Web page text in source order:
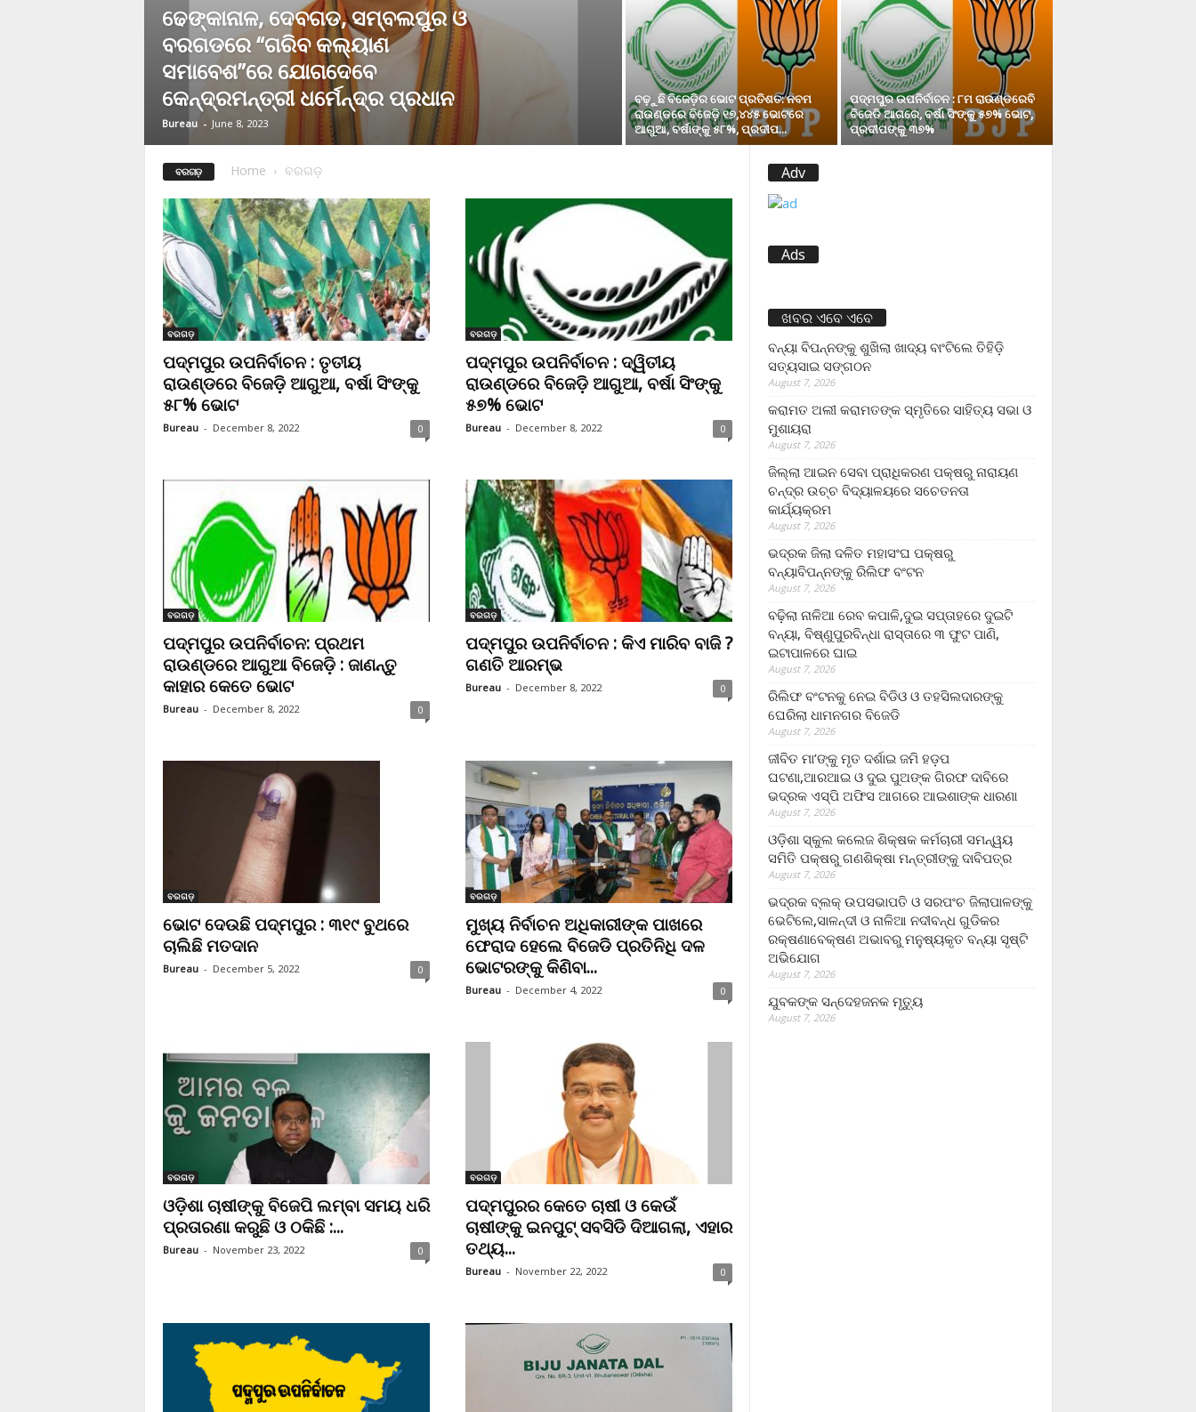
ଢେଙ୍କାନାଳ, ଦେବଗଡ, ସମ୍ବଲପୁର ଓ
ବରଗଡରେ “ଗରିବ କଲ୍ୟାଣ
ସମାବେଶ”ରେ ଯୋଗଦେବେ
କେନ୍ଦ୍ରମନ୍ତ୍ରୀ ଧର୍ମେନ୍ଦ୍ର ପ୍ରଧାନ
Bureau - June 8, 2023
ବଢ଼ୁଛି ବିଜେଡ଼ିର ଭୋଟ ପ୍ରତିଶତ: ନବମ
ରାଉଣ୍ଡରେ ବିଜେଡ଼ି ୧୭,୪୪୫ ଭୋଟରେ
ଆଗୁଆ, ବର୍ଷାଙ୍କୁ ୫୮%, ପ୍ରଦୀପ...
ପଦ୍ମପୁର ଉପନିର୍ବାଚନ : ୮ମ ରାଉଣ୍ଡରେବି
ବିଜେଡି ଆଗରେ, ବର୍ଷା ସିଂଙ୍କୁ ୫୭% ଭୋଟ,
ପ୍ରଦୀପଙ୍କୁ ୩୭%
ବରଗଡ଼ Home ବରଗଡ଼
ବରଗଡ଼
ପଦ୍ମପୁର ଉପନିର୍ବାଚନ : ତୃତୀୟ
ରାଉଣ୍ଡରେ ବିଜେଡ଼ି ଆଗୁଆ, ବର୍ଷା ସିଂଙ୍କୁ
୫୮% ଭୋଟ
Bureau - December 8, 2022 0
ବରଗଡ଼
ପଦ୍ମପୁର ଉପନିର୍ବାଚନ : ଦ୍ୱିତୀୟ
ରାଉଣ୍ଡରେ ବିଜେଡ଼ି ଆଗୁଆ, ବର୍ଷା ସିଂଙ୍କୁ
୫୭% ଭୋଟ
Bureau - December 8, 2022 0
ବରଗଡ଼
ପଦ୍ମପୁର ଉପନିର୍ବାଚନ: ପ୍ରଥମ
ରାଉଣ୍ଡରେ ଆଗୁଆ ବିଜେଡ଼ି : ଜାଣନ୍ତୁ
କାହାର କେତେ ଭୋଟ
Bureau - December 8, 2022 0
ବରଗଡ଼
ପଦ୍ମପୁର ଉପନିର୍ବାଚନ : କିଏ ମାରିବ ବାଜି ?
ଗଣତି ଆରମ୍ଭ
Bureau - December 8, 2022 0
ବରଗଡ଼
ଭୋଟ ଦେଉଛି ପଦ୍ମପୁର : ୩୧୯ ବୁଥରେ
ଚାଲିଛି ମତଦାନ
Bureau - December 5, 2022 0
ବରଗଡ଼
ମୁଖ୍ୟ ନିର୍ବାଚନ ଅଧିକାରୀଙ୍କ ପାଖରେ
ଫେରାଦ ହେଲେ ବିଜେଡି ପ୍ରତିନିଧି ଦଳ
ଭୋଟରଙ୍କୁ କିଣିବା...
Bureau - December 4, 2022 0
ବରଗଡ଼
ଓଡ଼ିଶା ଚାଷୀଙ୍କୁ ବିଜେପି ଲମ୍ବା ସମୟ ଧରି
ପ୍ରତାରଣା କରୁଛି ଓ ଠକିଛି :...
Bureau - November 23, 2022 0
ବରଗଡ଼
ପଦ୍ମପୁରର କେତେ ଚାଷୀ ଓ କେଉଁ
ଚାଷୀଙ୍କୁ ଇନପୁଟ୍ ସବସିଡି ଦିଆଗଲା, ଏହାର
ତଥ୍ୟ...
Bureau - November 22, 2022 0
Adv
Ads
ଖବର ଏବେ ଏବେ
ବନ୍ୟା ବିପନ୍ନଙ୍କୁ ଶୁଖିଲା ଖାଦ୍ୟ ବାଂଟିଲେ ତିହିଡି଼
ସତ୍ୟସାଇ ସଙ୍ଗଠନ
August 7, 2026
କରାମତ ଅଲୀ କରାମତଙ୍କ ସ୍ମୃତିରେ ସାହିତ୍ୟ ସଭା ଓ
ମୁଶାୟରା
August 7, 2026
ଜିଲ୍ଲା ଆଇନ ସେବା ପ୍ରାଧିକରଣ ପକ୍ଷରୁ ନାରାୟଣ
ଚନ୍ଦ୍ର ଉଚ୍ଚ ବିଦ୍ୟାଳୟରେ ସଚେତନତା
କାର୍ଯ୍ୟକ୍ରମ
August 7, 2026
ଭଦ୍ରକ ଜିଲା ଦଳିତ ମହାସଂଘ ପକ୍ଷରୁ
ବନ୍ୟାବିପନ୍ନଙ୍କୁ ରିଲିଫ ବଂଟନ
August 7, 2026
ବଢ଼ିଲା ନାଳିଆ ରେବ କପାଳି,ଦୁଇ ସପ୍ତାହରେ ଦୁଇଟି
ବନ୍ୟା, ବିଷ୍ଣୁପୁରବିନ୍ଧା ରାସ୍ତାରେ ୩ ଫୁଟ ପାଣି,
ଇଟାପାଳରେ ଘାଇ
August 7, 2026
ରିଲିଫ ବଂଟନକୁ ନେଇ ବିଡିଓ ଓ ତହସିଲଦାରଙ୍କୁ
ଘେରିଲା ଧାମନଗର ବିଜେଡି
August 7, 2026
ଜୀବିତ ମା’ଙ୍କୁ ମୃତ ଦର୍ଶାଇ ଜମି ହଡ଼ପ
ଘଟଣା,ଆରଆଇ ଓ ଦୁଇ ପୁଅଙ୍କ ଗିରଫ ଦାବିରେ
ଭଦ୍ରକ ଏସ୍‌ପି ଅଫିସ ଆଗରେ ଆଇଶାଙ୍କ ଧାରଣା
August 7, 2026
ଓଡ଼ିଶା ସ୍କୁଲ କଲେଜ ଶିକ୍ଷକ କର୍ମଚାରୀ ସମନ୍ୱୟ
ସମିତି ପକ୍ଷରୁ ଗଣଶିକ୍ଷା ମନ୍ତ୍ରୀଙ୍କୁ ଦାବିପତ୍ର
August 7, 2026
ଭଦ୍ରକ ବ୍ଲକ୍ ଉପସଭାପତି ଓ ସରପଂଚ ଜିଲାପାଳଙ୍କୁ
ଭେଟିଲେ,ସାଳନ୍ଦୀ ଓ ନାଳିଆ ନଦୀବନ୍ଧ ଗୁଡିକର
ରକ୍ଷଣାବେକ୍ଷଣ ଅଭାବରୁ ମନୁଷ୍ୟକୃତ ବନ୍ୟା ସୃଷ୍ଟି
ଅଭିଯୋଗ
August 7, 2026
ଯୁବକଙ୍କ ସନ୍ଦେହଜନକ ମୃତ୍ୟୁ
August 7, 2026